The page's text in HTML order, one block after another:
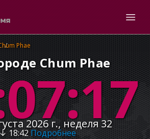
Phae
Chum Phae
2026 г., неделя 32
18:42Подробнее